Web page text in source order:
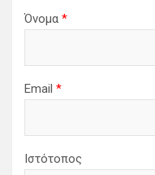
Όνομα *
Email *
Ιστότοπος